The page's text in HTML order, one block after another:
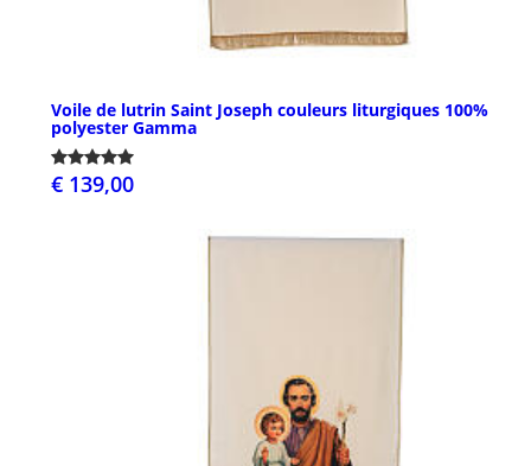
Voile de lutrin Saint Joseph couleurs liturgiques 100%
polyester Gamma
€ 139,00